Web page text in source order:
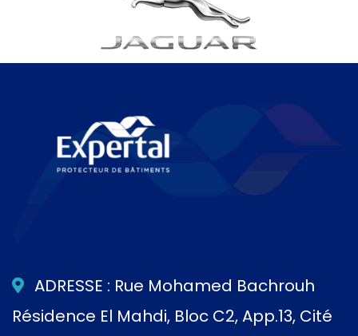
ADRESSE : Rue Mohamed Bachrouh
Résidence El Mahdi, Bloc C2, App.13, Cité